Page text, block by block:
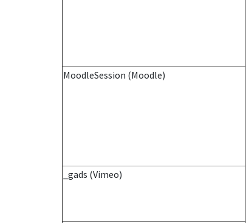
MoodleSession (Moodle)
_gads (Vimeo)